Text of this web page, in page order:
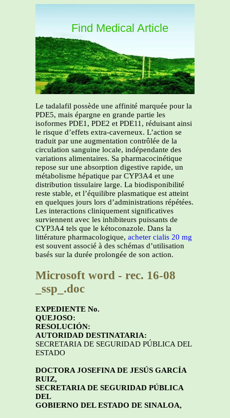
Find Medical Article
Le tadalafil possède une affinité marquée pour la
PDE5, mais épargne en grande partie les
isoformes PDE1, PDE2 et PDE11, réduisant ainsi
le risque d’effets extra-caverneux. L’action se
traduit par une augmentation contrôlée de la
circulation sanguine locale, indépendante des
variations alimentaires. Sa pharmacocinétique
repose sur une absorption digestive rapide, un
métabolisme hépatique par CYP3A4 et une
distribution tissulaire large. La biodisponibilité
reste stable, et l’équilibre plasmatique est atteint
en quelques jours lors d’administrations répétées.
Les interactions cliniquement significatives
surviennent avec les inhibiteurs puissants de
CYP3A4 tels que le kétoconazole. Dans la
littérature pharmacologique, acheter cialis 20 mg
est souvent associé à des schémas d’utilisation
basés sur la durée prolongée de son action.
Microsoft word - rec. 16-08
_ssp_.doc
EXPEDIENTE No.
QUEJOSO:
RESOLUCIÓN:
AUTORIDAD DESTINATARIA:
SECRETARIA DE SEGURIDAD PÚBLICA DEL
ESTADO
DOCTORA JOSEFINA DE JESÚS GARCÍA
RUIZ,
SECRETARIA DE SEGURIDAD PÚBLICA
DEL
GOBIERNO DEL ESTADO DE SINALOA,